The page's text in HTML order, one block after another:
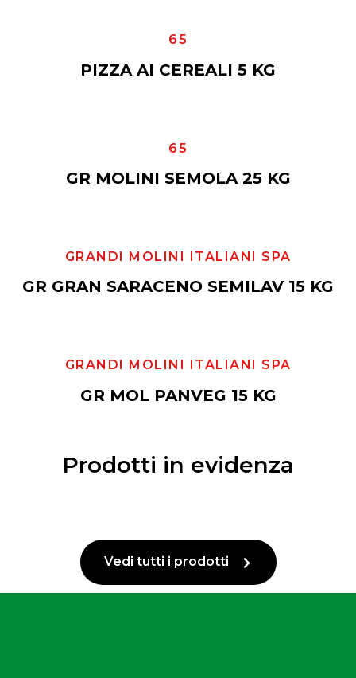
65
PIZZA AI CEREALI 5 KG
65
GR MOLINI SEMOLA 25 KG
GRANDI MOLINI ITALIANI SPA
GR GRAN SARACENO SEMILAV 15 KG
GRANDI MOLINI ITALIANI SPA
GR MOL PANVEG 15 KG
Prodotti in evidenza
Vedi tutti i prodotti